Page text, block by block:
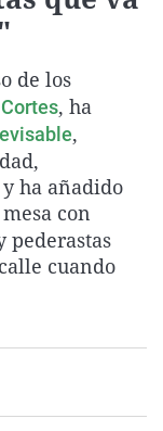
rosa de los vientos
el perro y el
de
Viuda
Rioja
Vasco
de los
, ha
,
ha añadido
con
pederastas
cuando